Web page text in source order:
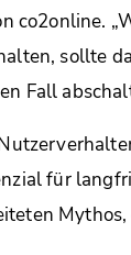
co2online.
sollte
Fall
für
Mythos,